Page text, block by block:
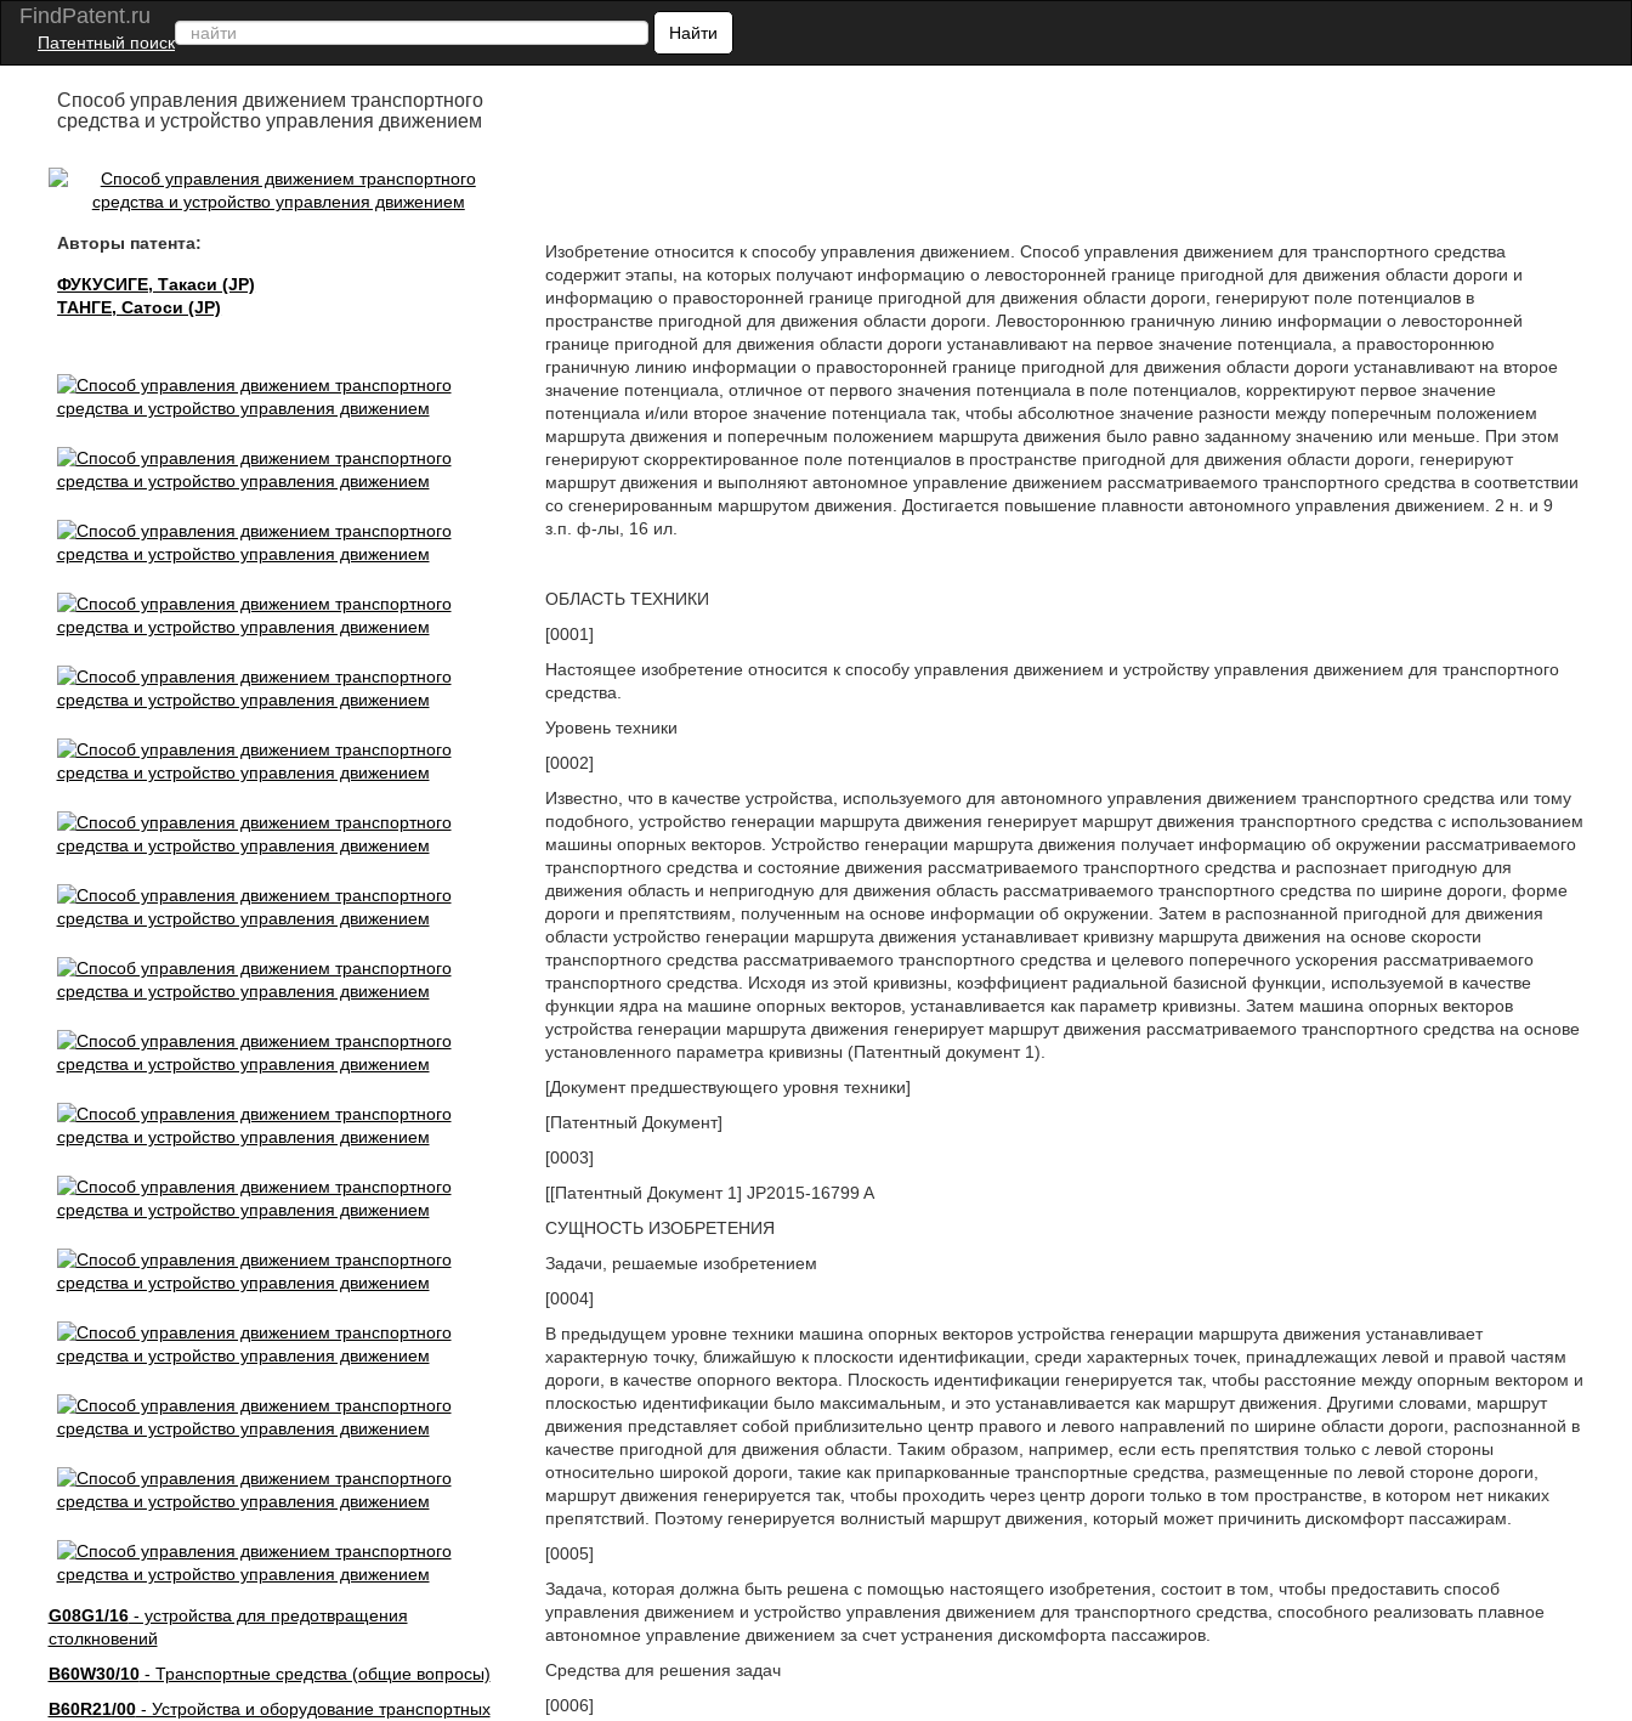
FindPatent.ru
Патентный поиск
Найти
Способ управления движением транспортного
средства и устройство управления движением
Авторы патента:
ФУКУСИГЕ, Такаси (JP)
ТАНГЕ, Сатоси (JP)
G08G1/16- устройства для предотвращения
столкновений
B60W30/10- Транспортные средства (общие вопросы)
B60R21/00- Устройства и оборудование транспортных
Изобретение относится к способу управления движением. Способ управления движением для транспортного средства
содержит этапы, на которых получают информацию о левосторонней границе пригодной для движения области дороги и
информацию о правосторонней границе пригодной для движения области дороги, генерируют поле потенциалов в
пространстве пригодной для движения области дороги. Левостороннюю граничную линию информации о левосторонней
границе пригодной для движения области дороги устанавливают на первое значение потенциала, а правостороннюю
граничную линию информации о правосторонней границе пригодной для движения области дороги устанавливают на второе
значение потенциала, отличное от первого значения потенциала в поле потенциалов, корректируют первое значение
потенциала и/или второе значение потенциала так, чтобы абсолютное значение разности между поперечным положением
маршрута движения и поперечным положением маршрута движения было равно заданному значению или меньше. При этом
генерируют скорректированное поле потенциалов в пространстве пригодной для движения области дороги, генерируют
маршрут движения и выполняют автономное управление движением рассматриваемого транспортного средства в соответствии
со сгенерированным маршрутом движения. Достигается повышение плавности автономного управления движением. 2 н. и 9
з.п. ф-лы, 16 ил.
ОБЛАСТЬ ТЕХНИКИ
[0001]
Настоящее изобретение относится к способу управления движением и устройству управления движением для транспортного
средства.
Уровень техники
[0002]
Известно, что в качестве устройства, используемого для автономного управления движением транспортного средства или тому
подобного, устройство генерации маршрута движения генерирует маршрут движения транспортного средства с использованием
машины опорных векторов. Устройство генерации маршрута движения получает информацию об окружении рассматриваемого
транспортного средства и состояние движения рассматриваемого транспортного средства и распознает пригодную для
движения область и непригодную для движения область рассматриваемого транспортного средства по ширине дороги, форме
дороги и препятствиям, полученным на основе информации об окружении. Затем в распознанной пригодной для движения
области устройство генерации маршрута движения устанавливает кривизну маршрута движения на основе скорости
транспортного средства рассматриваемого транспортного средства и целевого поперечного ускорения рассматриваемого
транспортного средства. Исходя из этой кривизны, коэффициент радиальной базисной функции, используемой в качестве
функции ядра на машине опорных векторов, устанавливается как параметр кривизны. Затем машина опорных векторов
устройства генерации маршрута движения генерирует маршрут движения рассматриваемого транспортного средства на основе
установленного параметра кривизны (Патентный документ 1).
[Документ предшествующего уровня техники]
[Патентный Документ]
[0003]
[[Патентный Документ 1] JP2015-16799 A
СУЩНОСТЬ ИЗОБРЕТЕНИЯ
Задачи, решаемые изобретением
[0004]
В предыдущем уровне техники машина опорных векторов устройства генерации маршрута движения устанавливает
характерную точку, ближайшую к плоскости идентификации, среди характерных точек, принадлежащих левой и правой частям
дороги, в качестве опорного вектора. Плоскость идентификации генерируется так, чтобы расстояние между опорным вектором и
плоскостью идентификации было максимальным, и это устанавливается как маршрут движения. Другими словами, маршрут
движения представляет собой приблизительно центр правого и левого направлений по ширине области дороги, распознанной в
качестве пригодной для движения области. Таким образом, например, если есть препятствия только с левой стороны
относительно широкой дороги, такие как припаркованные транспортные средства, размещенные по левой стороне дороги,
маршрут движения генерируется так, чтобы проходить через центр дороги только в том пространстве, в котором нет никаких
препятствий. Поэтому генерируется волнистый маршрут движения, который может причинить дискомфорт пассажирам.
[0005]
Задача, которая должна быть решена с помощью настоящего изобретения, состоит в том, чтобы предоставить способ
управления движением и устройство управления движением для транспортного средства, способного реализовать плавное
автономное управление движением за счет устранения дискомфорта пассажиров.
Средства для решения задач
[0006]